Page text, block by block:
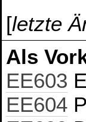
[letzte
Als
EE603
EE604